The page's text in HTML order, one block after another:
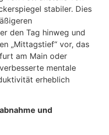
stabiler. Dies
den Tag hinweg und
„Mittagstief“ vor, das
am Main oder
mentale
erheblich
und